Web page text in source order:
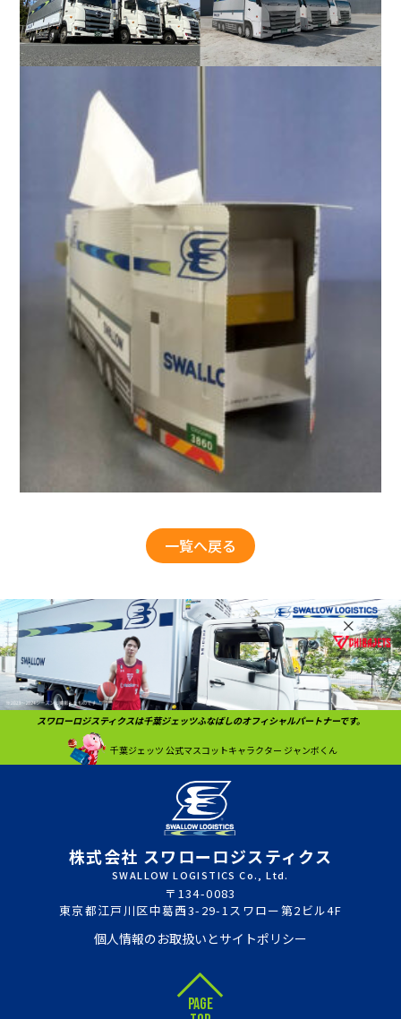
一覧へ戻る
スワローロジスティクスは千葉ジェッツふなばしのオフィシャルパートナーです。
千葉ジェッツ 公式マスコットキャラクター ジャンボくん
株式会社 スワローロジスティクス
SWALLOW LOGISTICS Co., Ltd.
〒134-0083
東京都江戸川区中葛西3-29-1スワロー第2ビル4F
個人情報のお取扱いとサイトポリシー
PAGE